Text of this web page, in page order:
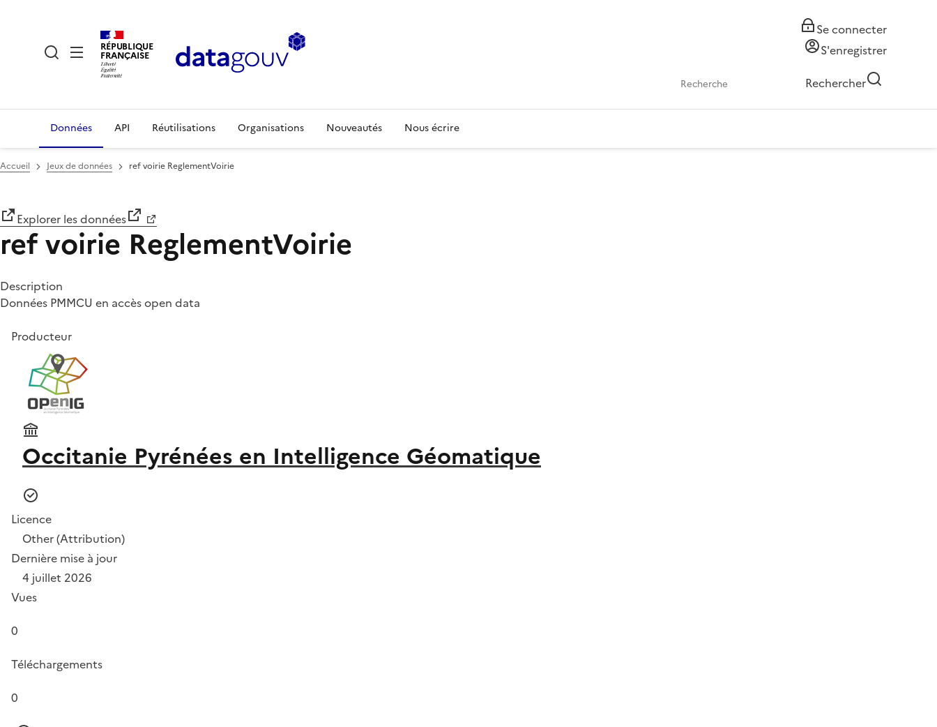
RÉPUBLIQUE
FRANÇAISE
Se connecter
S'enregistrer
Rechercher
Données API Réutilisations Organisations Nouveautés Nous écrire
Accueil Jeux de données ref voirie ReglementVoirie
Explorer les données
ref voirie ReglementVoirie
Description
Données PMMCU en accès open data
Producteur
Occitanie Pyrénées en Intelligence Géomatique
Licence
Other (Attribution)
Dernière mise à jour
4 juillet 2026
Vues
0
Téléchargements
0